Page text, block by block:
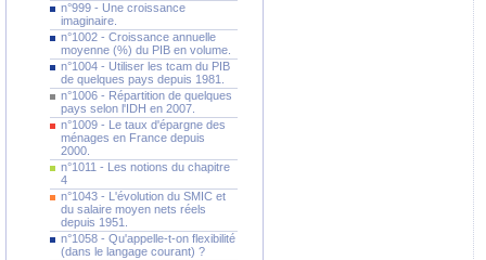
n°999 - Une croissance
imaginaire.
n°1002 - Croissance annuelle
moyenne (%) du PIB en volume.
n°1004 - Utiliser les tcam du PIB
de quelques pays depuis 1981.
n°1006 - Répartition de quelques
pays selon l'IDH en 2007.
n°1009 - Le taux d'épargne des
ménages en France depuis
2000.
n°1011 - Les notions du chapitre
4
n°1043 - L'évolution du SMIC et
du salaire moyen nets réels
depuis 1951.
n°1058 - Qu'appelle-t-on flexibilité
(dans le langage courant) ?